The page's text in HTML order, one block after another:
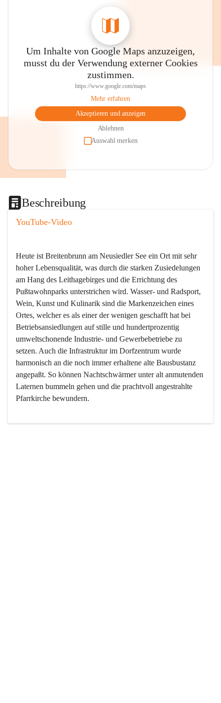
Um Inhalte von Google Maps anzuzeigen,
musst du der Verwendung externer Cookies
zustimmen.
https://www.google.com/maps
Mehr erfahren
Akzeptieren und anzeigen
Ablehnen
Auswahl merken
Beschreibung
YouTube-Video
Heute ist Breitenbrunn am Neusiedler See ein Ort mit sehr
hoher Lebensqualität, was durch die starken Zusiedelungen
am Hang des Leithagebirges und die Errichtung des
Pußtawohnparks unterstrichen wird. Wasser- und Radsport,
Wein, Kunst und Kulinarik sind die Markenzeichen eines
Ortes, welcher es als einer der wenigen geschafft hat bei
Betriebsansiedlungen auf stille und hundertprozentig
umweltschonende Industrie- und Gewerbebetriebe zu
setzen. Auch die Infrastruktur im Dorfzentrum wurde
harmonisch an die noch immer erhaltene alte Bausbustanz
angepaßt. So können Nachtschwärmer unter alt anmutenden
Laternen bummeln gehen und die prachtvoll angestrahlte
Pfarrkirche bewundern.
Der Weinbau dominert heute nicht mehr, ist aber integrativer